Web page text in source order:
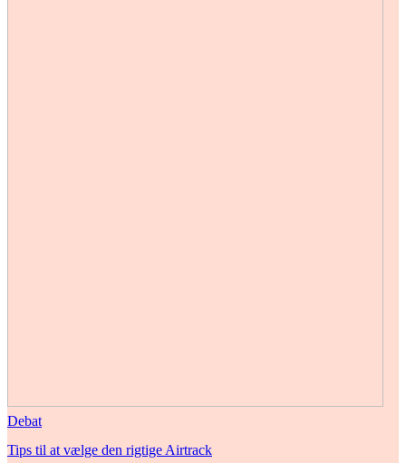
Debat
Tips til at vælge den rigtige Airtrack